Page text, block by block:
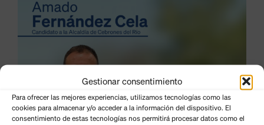
Gestionar consentimiento
Para ofrecer las mejores experiencias, utilizamos tecnologías como las
cookies para almacenar y/o acceder a la información del dispositivo. El
consentimiento de estas tecnologías nos permitirá procesar datos como el